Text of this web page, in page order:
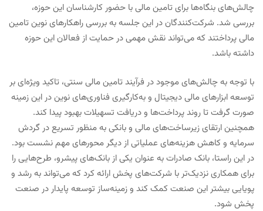
چالش‌های بنگاه‌ها برای تامین مالی با حضور کارشناسان این حوزه،
بررسی شد. شرکت‌کنندگان در این جلسه به بررسی راهکارهای نوین تامین
مالی پرداختند که می‌تواند نقش مهمی در حمایت از فعالان این حوزه
داشته باشد.
با توجه به چالش‌های موجود در فرآیند تامین مالی سنتی، تاکید ویژه‌ای بر
توسعه ابزارهای مالی دیجیتال و به‌کارگیری فناوری‌های نوین در این زمینه
صورت گرفت تا روند پرداخت‌ها و دریافت تسهیلات بهبود پیدا کند.
همچنین ارتقای زیرساخت‌های مالی و بانکی به منظور تسریع در گردش
سرمایه و کاهش هزینه‌های عملیاتی از دیگر محورهای مهم نشست بود.
در این راستا، بانک صادرات به عنوان یکی از بانک‌های پیشرو، طرح‌هایی را
برای همکاری نزدیک‌تر با شرکت‌های پخش ارائه کرد که می‌تواند به رشد و
پویایی بیشتر این صنعت کمک کند و زمینه‌ساز توسعه پایدار در صنعت
پخش شود.